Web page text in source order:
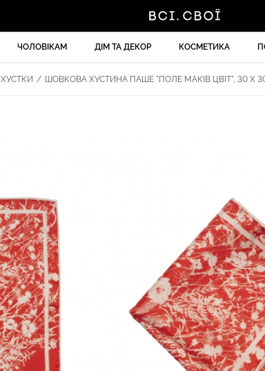
ЧОЛОВІКАМ ДІМ ТА ДЕКОР КОСМЕТИКА
ХУСТКИ / ШОВКОВА ХУСТИНА ПАШЕ "ПОЛЕ МАКІВ ЦВІТ", 30 Х